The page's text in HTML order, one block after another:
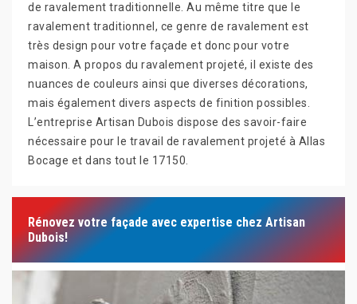
de ravalement traditionnelle. Au même titre que le
ravalement traditionnel, ce genre de ravalement est
très design pour votre façade et donc pour votre
maison. A propos du ravalement projeté, il existe des
nuances de couleurs ainsi que diverses décorations,
mais également divers aspects de finition possibles.
L’entreprise Artisan Dubois dispose des savoir-faire
nécessaire pour le travail de ravalement projeté à Allas
Bocage et dans tout le 17150.
Rénovez votre façade avec expertise chez Artisan
Dubois!